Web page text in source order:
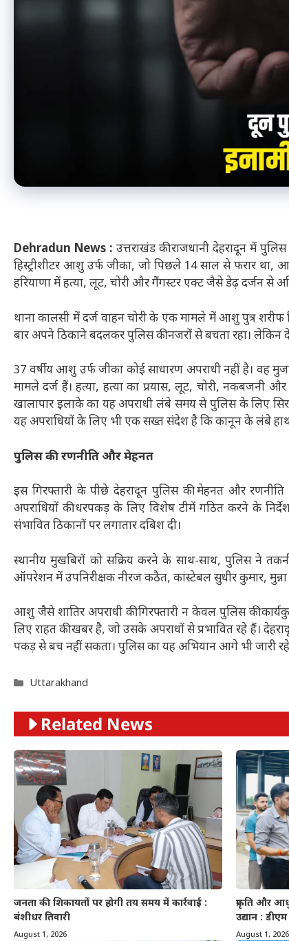
Dehradun News : उत्तराखंड की राजधानी देहरादून में
हिस्ट्रीशीटर आशु उर्फ जीका, जो पिछले 14 साल से फरार था,
हरियाणा में हत्या, लूट, चोरी और गैंगस्टर एक्ट जैसे डेढ़ दर्जन से
थाना कालसी में दर्ज वाहन चोरी के एक मामले में आशु पुत्र
बार अपने ठिकाने बदलकर पुलिस की नजरों से बचता रहा।
37 वर्षीय आशु उर्फ जीका कोई साधारण अपराधी नहीं है। वह
मामले दर्ज हैं। हत्या, हत्या का प्रयास, लूट, चोरी, नकबजनी
खालापार इलाके का यह अपराधी लंबे समय से पुलिस के लिए
यह अपराधियों के लिए भी एक सख्त संदेश है कि कानून के लंबे
पुलिस की रणनीति और मेहनत
इस गिरफ्तारी के पीछे देहरादून पुलिस की मेहनत और रणनीति
अपराधियों की धरपकड़ के लिए विशेष टीमें गठित करने के
संभावित ठिकानों पर लगातार दबिश दी।
स्थानीय मुखबिरों को सक्रिय करने के साथ-साथ, पुलिस ने
ऑपरेशन में उपनिरीक्षक नीरज कठैत, कांस्टेबल सुधीर कुमार, मुन्ना
आशु जैसे शातिर अपराधी की गिरफ्तारी न केवल पुलिस की
लिए राहत की खबर है, जो उसके अपराधों से प्रभावित रहे हैं।
पकड़ से बच नहीं सकता। पुलिस का यह अभियान आगे भी जारी
Categories
Uttarakhand
Related News
जनता की शिकायतों पर होगी तय समय में कार्रवाई :
बंशीधर तिवारी
August 1, 2026
प्रकृति और
उद्यान : डीएम
August 1, 2026